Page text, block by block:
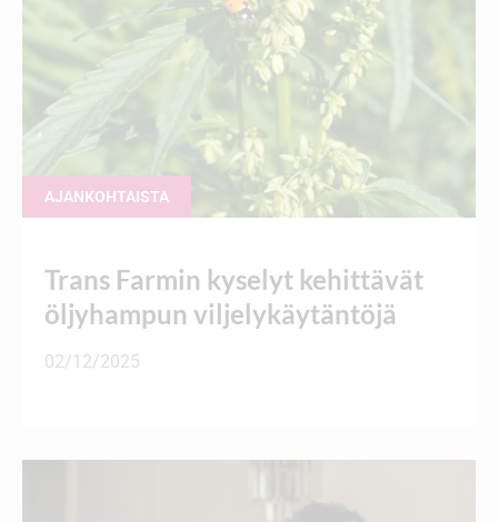
AJANKOHTAISTA
Trans Farmin kyselyt kehittävät
öljyhampun viljelykäytäntöjä
02/12/2025